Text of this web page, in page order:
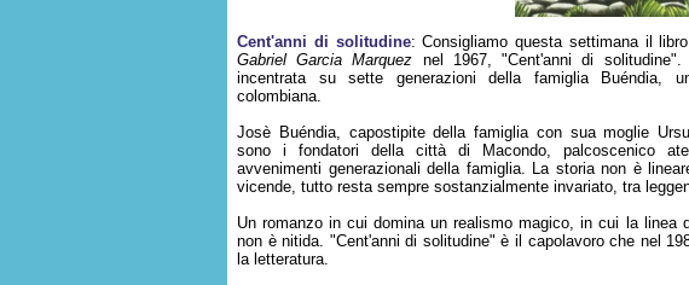
Cent'anni di solitudine: Consigliamo questa settimana il
Gabriel Garcia Marquez nel 1967, "Cent'anni di solitudine".
incentrata su sette generazioni della famiglia Buéndia,
colombiana.
Josè Buéndia, capostipite della famiglia con sua moglie
sono i fondatori della città di Macondo, palcoscenico
avvenimenti generazionali della famiglia. La storia non è
vicende, tutto resta sempre sostanzialmente invariato, tra
Un romanzo in cui domina un realismo magico, in cui la linea
non è nitida. "Cent'anni di solitudine" è il capolavoro che nel
la letteratura.